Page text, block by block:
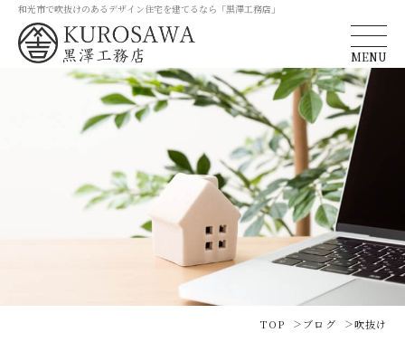
和光市で吹抜けのあるデザイン住宅を建てるなら「黒澤工務店」
MENU
TOP ブログ 吹抜け